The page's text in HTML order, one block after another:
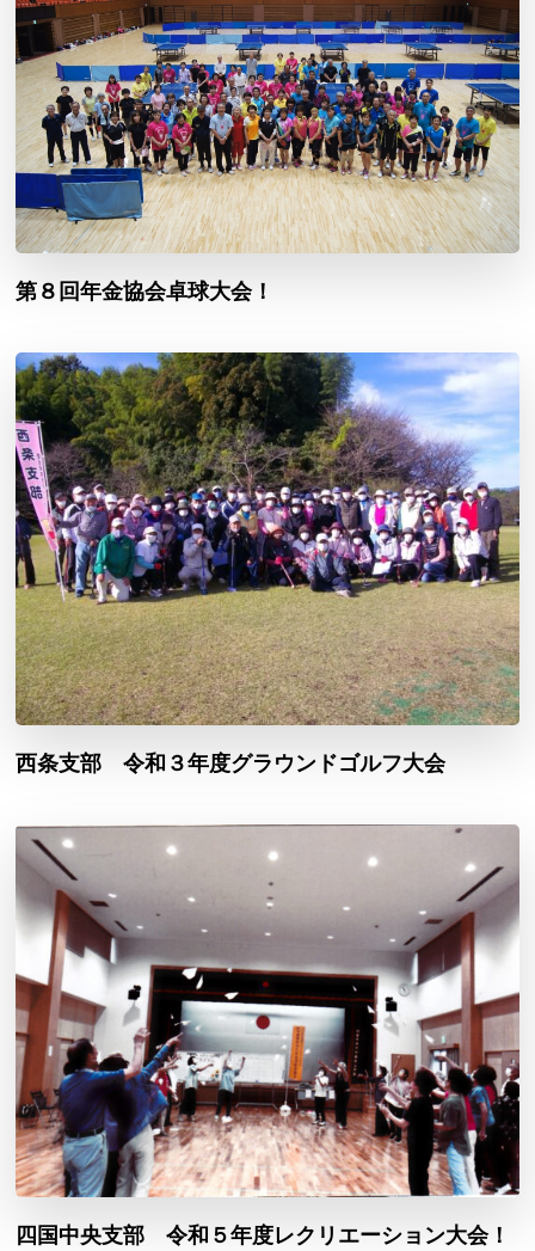
第８回年金協会卓球大会！
西条支部 令和３年度グラウンドゴルフ大会
四国中央支部 令和５年度レクリエーション大会！